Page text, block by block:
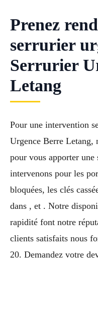
Prenez
serrurier
Serrurier
Letang
Pour une intervention
Urgence Berre Letang,
pour vous apporter
intervenons pour les
bloquées, les clés
dans , et . Notre
rapidité font notre
clients satisfaits nous
20. Demandez votre